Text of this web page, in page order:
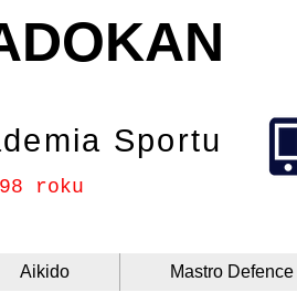
Sportu
roku
Aikido Mastro